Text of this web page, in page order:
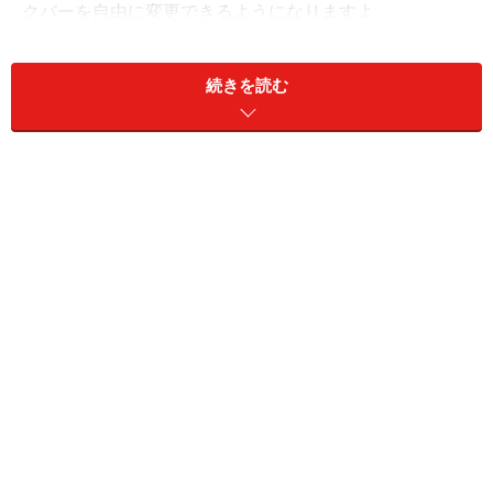
クバーを自由に変更できるようになりますよ。
■症例1 タスクバーの位置を変えたい
■症例2 タスクバーが大きくなった
続きを読む